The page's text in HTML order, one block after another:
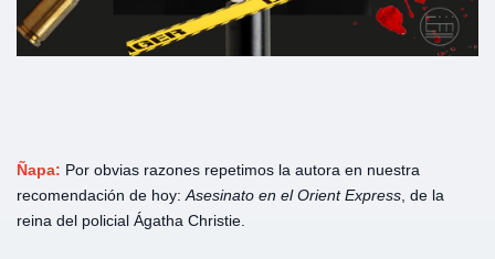
Ñapa: Por obvias razones repetimos la autora en nuestra
recomendación de hoy: Asesinato en el Orient Express , de la
reina del policial Ágatha Christie.